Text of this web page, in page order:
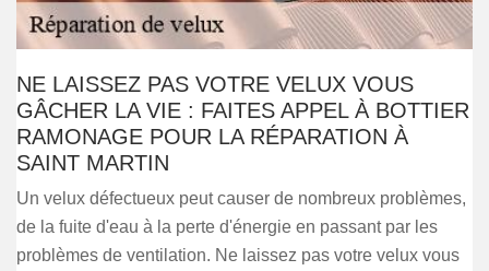
NE LAISSEZ PAS VOTRE VELUX VOUS
GÂCHER LA VIE : FAITES APPEL À BOTTIER
RAMONAGE POUR LA RÉPARATION À
SAINT MARTIN
Un velux défectueux peut causer de nombreux problèmes,
de la fuite d'eau à la perte d'énergie en passant par les
problèmes de ventilation. Ne laissez pas votre velux vous